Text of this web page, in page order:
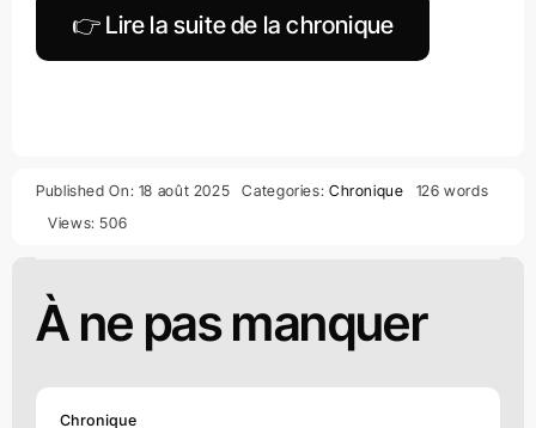
👉 Lire la suite de la chronique
Published On: 18 août 2025 Categories: Chronique
126 words
Views: 506
À ne pas manquer
Chronique